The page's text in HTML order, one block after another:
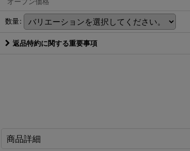
数量:
返品特約に関する重要事項
商品詳細